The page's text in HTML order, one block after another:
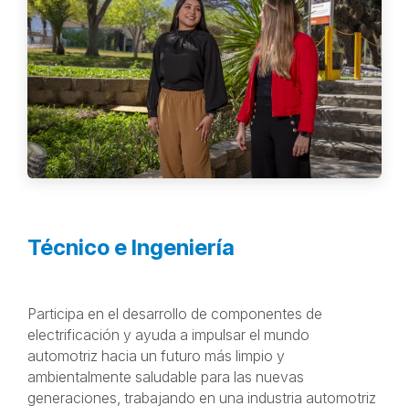
Técnico e Ingeniería
Participa en el desarrollo de componentes de
electrificación y ayuda a impulsar el mundo
automotriz hacia un futuro más limpio y
ambientalmente saludable para las nuevas
generaciones, trabajando en una industria automotriz